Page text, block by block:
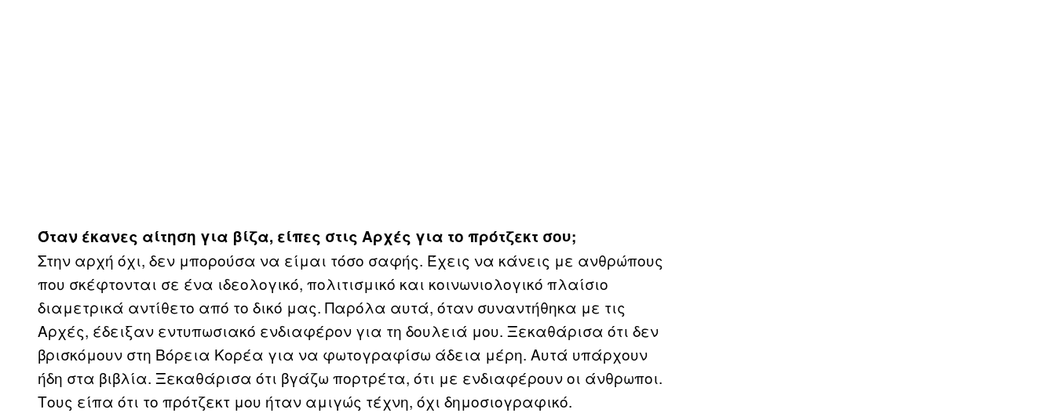
Όταν έκανες αίτηση για βίζα, είπες στις Αρχές για το πρότζεκτ σου;
Στην αρχή όχι, δεν μπορούσα να είμαι τόσο σαφής. Έχεις να κάνεις με ανθρώπους
που σκέφτονται σε ένα ιδεολογικό, πολιτισμικό και κοινωνιολογικό πλαίσιο
διαμετρικά αντίθετο από το δικό μας. Παρόλα αυτά, όταν συναντήθηκα με τις
Αρχές, έδειξαν εντυπωσιακό ενδιαφέρον για τη δουλειά μου. Ξεκαθάρισα ότι δεν
βρισκόμουν στη Βόρεια Κορέα για να φωτογραφίσω άδεια μέρη. Αυτά υπάρχουν
ήδη στα βιβλία. Ξεκαθάρισα ότι βγάζω πορτρέτα, ότι με ενδιαφέρουν οι άνθρωποι.
Τους είπα ότι το πρότζεκτ μου ήταν αμιγώς τέχνη, όχι δημοσιογραφικό.